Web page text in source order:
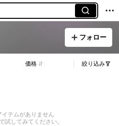
フォロー
価格 絞り込み
イテムがありません
試してみてください。